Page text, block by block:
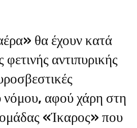
θα έχουν κατά
φετινής αντιπυρικής
νόμου, αφού χάρη στη
«Ίκαρος» που